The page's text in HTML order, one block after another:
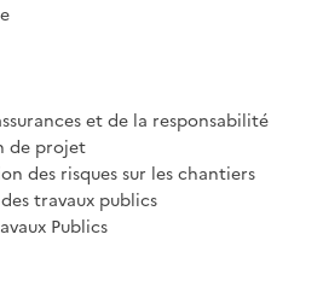
et de la responsabilité
de projet
des risques sur les chantiers
travaux publics
Publics